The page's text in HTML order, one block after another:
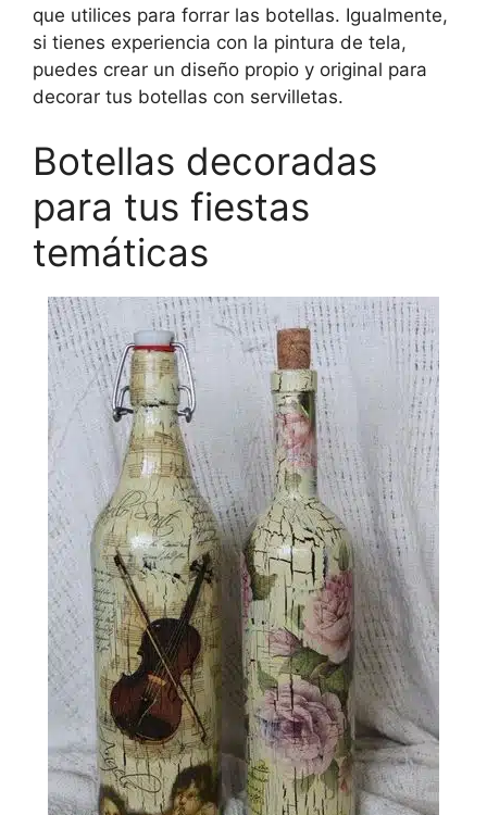
que utilices para forrar las botellas. Igualmente,
si tienes experiencia con la pintura de tela,
puedes crear un diseño propio y original para
decorar tus botellas con servilletas.
Botellas decoradas
para tus fiestas
temáticas